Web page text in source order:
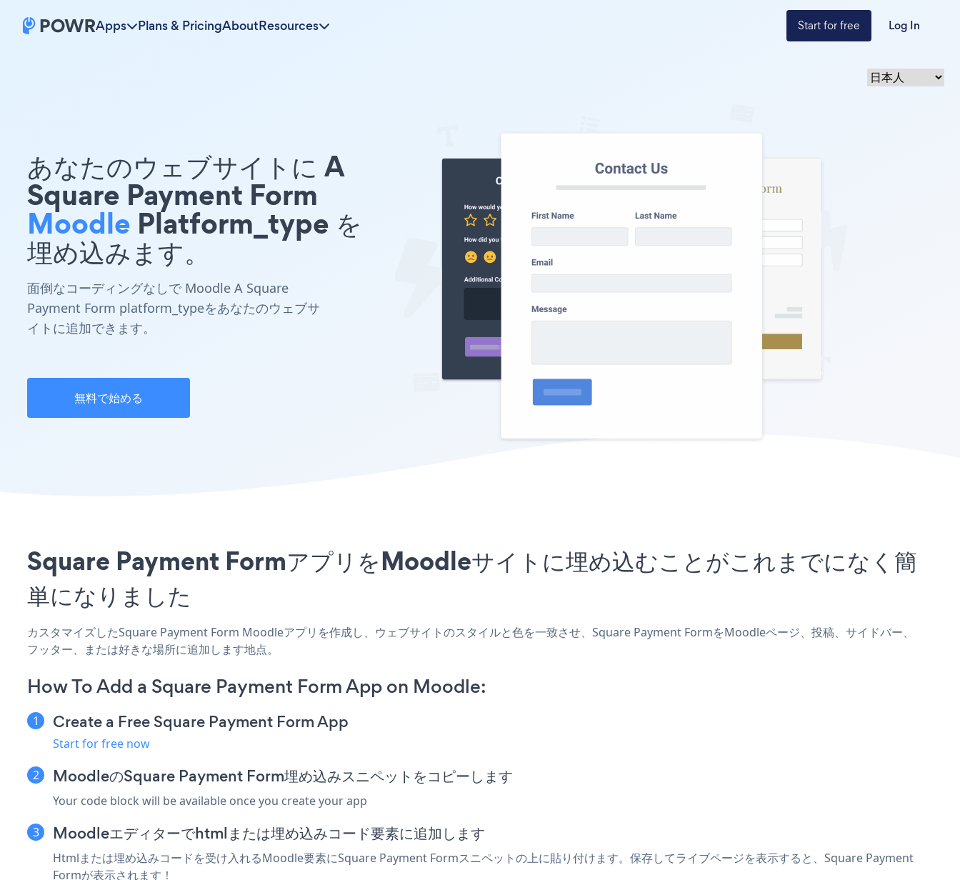
Apps Plans & PricingAboutResources Start for free Log In
あなたのウェブサイトに A
Square Payment Form
Moodle Platform_type を
埋め込みます。
面倒なコーディングなしで Moodle A Square
Payment Form platform_typeをあなたのウェブサ
イトに追加できます。
無料で始める
Square Payment FormアプリをMoodleサイトに埋め込むことがこれまでになく簡
単になりました
カスタマイズしたSquare Payment Form Moodleアプリを作成し、ウェブサイトのスタイルと色を一致させ、Square Payment FormをMoodleページ、投稿、サイドバー、
フッター、または好きな場所に追加します地点。
How To Add a Square Payment Form App on Moodle:
Create a Free Square Payment Form App
Start for free now
MoodleのSquare Payment Form埋め込みスニペットをコピーします
Your code block will be available once you create your app
Moodleエディターでhtmlまたは埋め込みコード要素に追加します
Htmlまたは埋め込みコードを受け入れるMoodle要素にSquare Payment Formスニペットの上に貼り付けます。保存してライブページを表示すると、Square Payment
Formが表示されます！